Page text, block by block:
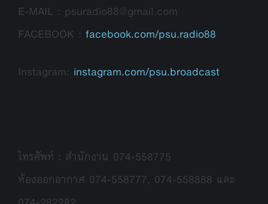
E-MAIL : psuradio88@gmail.com
FACEBOOK : facebook.com/psu.radio88
Instagram: instagram.com/psu.broadcast
โทรศัพท์ : สำนักงาน 074-558775
ห้องออกอากาศ 074-558777, 074-558888 และ